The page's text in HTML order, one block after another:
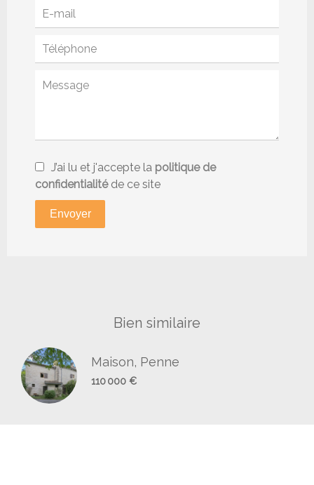
J’ai lu et j'accepte la politique de
confidentialitéde ce site
Envoyer
Bien similaire
Maison, Penne
110 000 €